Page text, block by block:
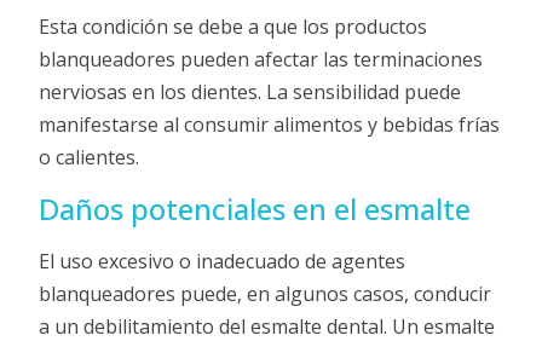
Esta condición se debe a que los productos
blanqueadores pueden afectar las terminaciones
nerviosas en los dientes. La sensibilidad puede
manifestarse al consumir alimentos y bebidas frías
o calientes.
Daños potenciales en el esmalte
El uso excesivo o inadecuado de agentes
blanqueadores puede, en algunos casos, conducir
a un debilitamiento del esmalte dental. Un esmalte